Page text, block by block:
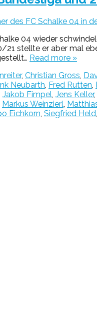
des FC Schalke 04 in
04 wieder
stellte er aber mal
Read more »
, Christian Gross
Neubarth Fred Rutten
Jakob Fimpel Jens Keller,
Markus Weinzierl
Eichkorn Siegfried Held